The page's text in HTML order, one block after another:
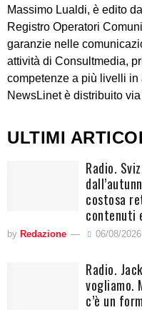
Massimo Lualdi, è edito
Registro Operatori
garanzie nelle
attività di Consultmedia,
competenze a più livelli
NewsLinet è distribuito via
ULTIMI
Radio.
costosa
contenuti
by Redazione 06/08/2026
Radio.
vogliamo.
c’è un